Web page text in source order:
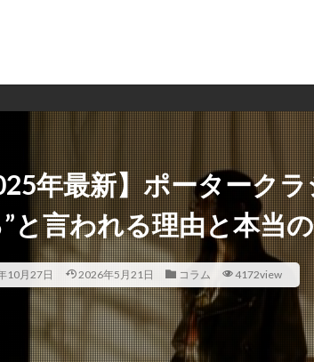
シン
年最新】ポーターク
と言われる理由と本当
10月27日 2026年5月21日 コラム 4172view